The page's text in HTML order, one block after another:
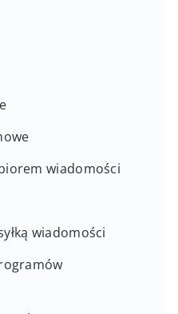
wiadomości
wiadomości